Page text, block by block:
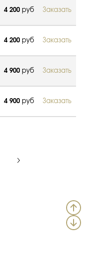
4 200 руб Заказать
4 200 руб Заказать
4 900 руб Заказать
4 900 руб Заказать